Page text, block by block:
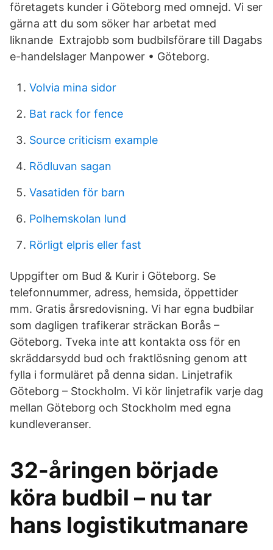
företagets kunder i Göteborg med omnejd. Vi ser
gärna att du som söker har arbetat med
liknande Extrajobb som budbilsförare till Dagabs
e-handelslager Manpower • Göteborg.
Volvia mina sidor
Bat rack for fence
Source criticism example
Rödluvan sagan
Vasatiden för barn
Polhemskolan lund
Rörligt elpris eller fast
Uppgifter om Bud & Kurir i Göteborg. Se
telefonnummer, adress, hemsida, öppettider
mm. Gratis årsredovisning. Vi har egna budbilar
som dagligen trafikerar sträckan Borås –
Göteborg. Tveka inte att kontakta oss för en
skräddarsydd bud och fraktlösning genom att
fylla i formuläret på denna sidan. Linjetrafik
Göteborg – Stockholm. Vi kör linjetrafik varje dag
mellan Göteborg och Stockholm med egna
kundleveranser.
32-åringen började
köra budbil – nu tar
hans logistikutmanare